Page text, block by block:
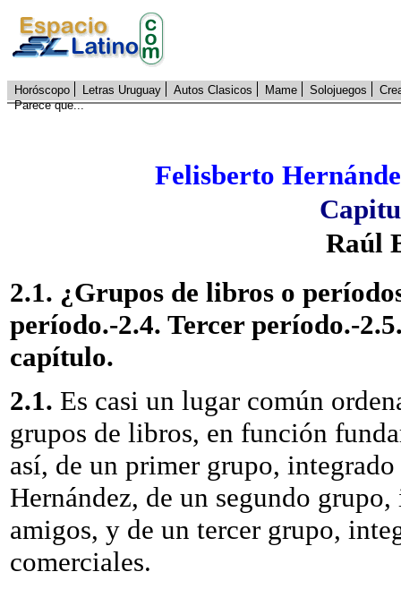
Horóscopo Letras Uruguay Autos Clasicos Mame Solojuegos
Parece que...
Felisberto
Raúl
2.1. ¿Grupos de libros o
período.-2.4. Tercer período.-
capítulo.
2.1. Es casi un lugar común
grupos de libros, en función
así, de un primer grupo,
Hernández, de un segundo
amigos, y de un tercer grupo,
comerciales.